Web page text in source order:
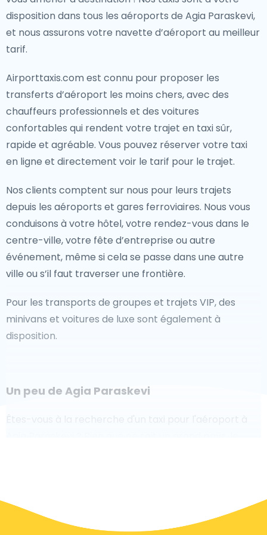
disposition dans tous les aéroports de Agia Paraskevi,
et nous assurons votre navette d’aéroport au meilleur
tarif.
Airporttaxis.com est connu pour proposer les
transferts d’aéroport les moins chers, avec des
chauffeurs professionnels et des voitures
confortables qui rendent votre trajet en taxi sûr,
rapide et agréable. Vous pouvez réserver votre taxi
en ligne et directement voir le tarif pour le trajet.
Nos clients comptent sur nous pour leurs trajets
depuis les aéroports et gares ferroviaires. Nous vous
conduisons à votre hôtel, votre rendez-vous dans le
centre-ville, votre fête d’entreprise ou autre
événement, même si cela se passe dans une autre
ville ou s’il faut traverser une frontière.
Pour les transports de groupes et trajets VIP, des
minivans et voitures de luxe sont également à
disposition.
Un peu de Agia Paraskevi
Êtes-vous à la recherche d'un taxi pour l'aéroport à
vous recommandons de réserver votre transfert
aéroport en ligne sur notre site Web, pour vous faire